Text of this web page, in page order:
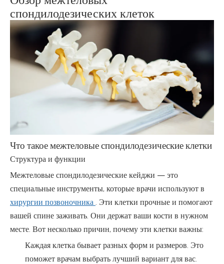
спондилодезических клеток
Что такое межтеловые спондилодезические клетки
Структура и функции
Межтеловые спондилодезические кейджи — это
специальные инструменты, которые врачи используют в
хирургии позвоночника . Эти клетки прочные и помогают
вашей спине заживать. Они держат ваши кости в нужном
месте. Вот несколько причин, почему эти клетки важны:
Каждая клетка бывает разных форм и размеров. Это
поможет врачам выбрать лучший вариант для вас.